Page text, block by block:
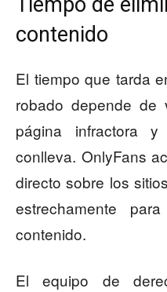
contenido
El tiempo que tarda
robado depende de
página infractora
conlleva. OnlyFans
directo sobre los
estrechamente
contenido.
El equipo de